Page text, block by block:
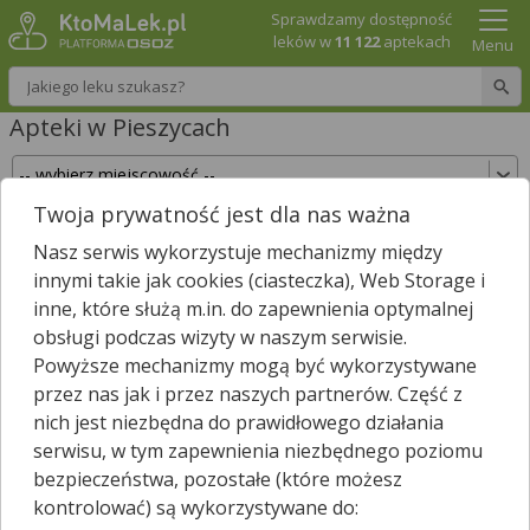
Wpisz nazwę leku
Sprawdzamy dostępność
leków w11 122aptekach Menu
Apteki w Pieszycach
Sprawdź, które apteki w Pieszycach posiadają
Twój lek i zarezerwuj go już teraz!
Wpisz nazwę leku
W Pieszycach są 4 apteki.2
apteki zgłosiły nam, że są właśnie
otwarte.*
Wybierz typ aptek
Twoja prywatność jest dla nas ważna
Nasz serwis wykorzystuje mechanizmy między
innymi takie jak cookies (ciasteczka), Web Storage i
inne, które służą m.in. do zapewnienia optymalnej
obsługi podczas wizyty w naszym serwisie.
Powyższe mechanizmy mogą być wykorzystywane
przez nas jak i przez naszych partnerów. Część z
nich jest niezbędna do prawidłowego działania
serwisu, w tym zapewnienia niezbędnego poziomu
bezpieczeństwa, pozostałe (które możesz
kontrolować) są wykorzystywane do: